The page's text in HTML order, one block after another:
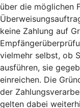
über die möglichen
keine Zahlung auf
vielmehr selbst, ob
ausführen, sie
einreichen. Die
der
gelten dabei